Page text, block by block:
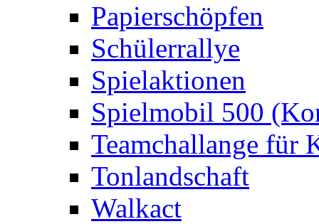
Papierschöpfen
Schülerrallye
Spielaktionen
Spielmobil 500
Teamchallange für
Tonlandschaft
Walkact